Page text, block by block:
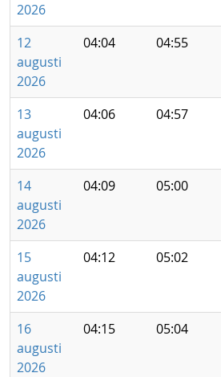
2026
12
augusti
2026
04:04 04:55
13
augusti
2026
04:06 04:57
14
augusti
2026
04:09 05:00
15
augusti
2026
04:12 05:02
16
augusti
2026
04:15 05:04